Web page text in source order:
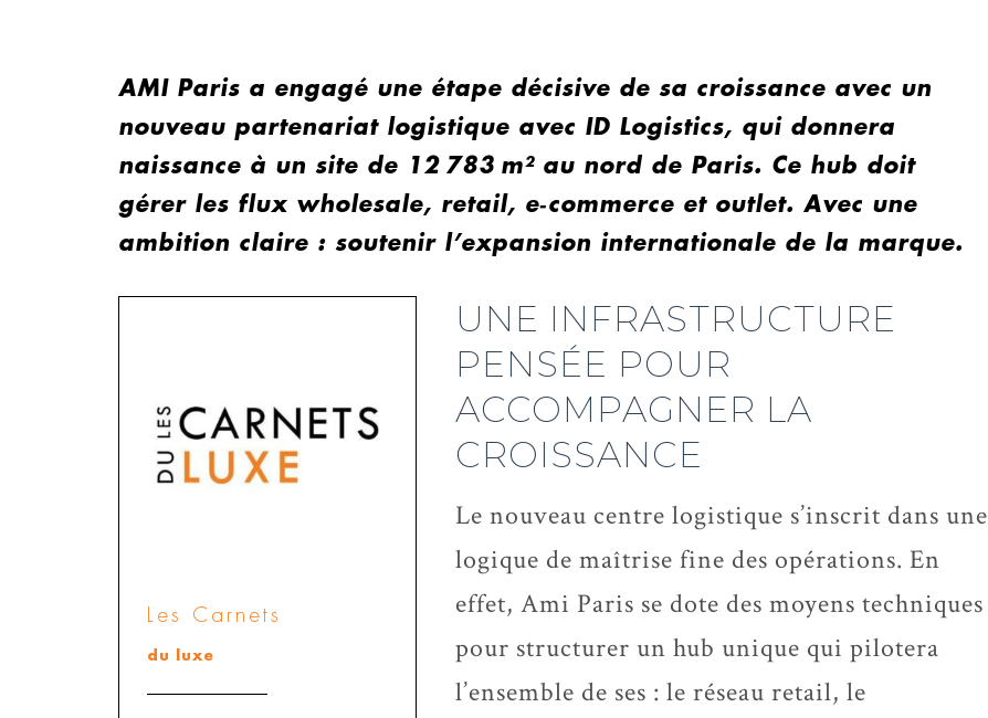
AMI Paris a engagé une étape décisive de sa croissance avec un
nouveau partenariat logistique avec ID Logistics, qui donnera
naissance à un site de 12 783 m² au nord de Paris. Ce hub doit
gérer les flux wholesale, retail, e‑commerce et outlet. Avec une
ambition claire : soutenir l’expansion internationale de la marque.
Les Carnets
du luxe
UNE INFRASTRUCTURE
PENSÉE POUR
ACCOMPAGNER LA
CROISSANCE
Le nouveau centre logistique s’inscrit dans une
logique de maîtrise fine des opérations. En
effet, Ami Paris se dote des moyens techniques
pour structurer un hub unique qui pilotera
l’ensemble de ses : le réseau retail, le